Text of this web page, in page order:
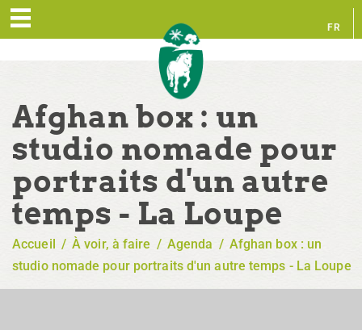
FR
Afghan box : un
studio nomade pour
portraits d'un autre
temps - La Loupe
Accueil / À voir, à faire / Agenda / Afghan box : un
studio nomade pour portraits d'un autre temps - La Loupe